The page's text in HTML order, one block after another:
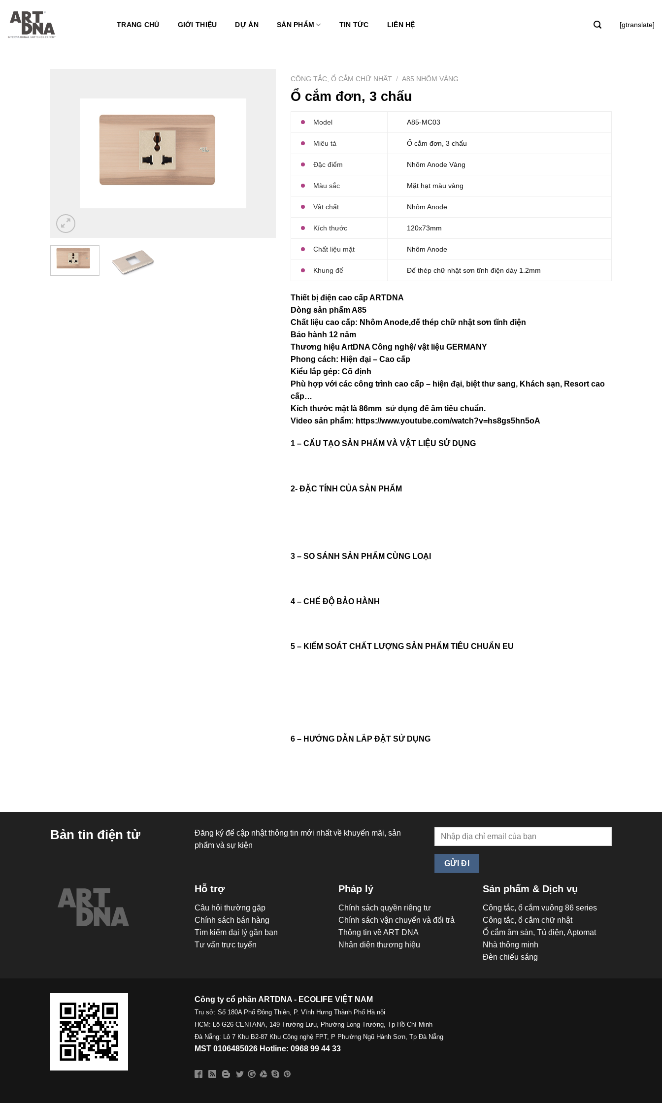
TRANG CHỦ GIỚI THIỆU DỰ ÁN SẢN PHẨM TIN TỨC LIÊN HỆ [gtranslate]
CÔNG TẮC, Ổ CẮM CHỮ NHẬT / A85 NHÔM VÀNG
Ổ cắm đơn, 3 chấu
Model A85-MC03
Miêu tả Ổ cắm đơn, 3 chấu
Đặc điểm Nhôm Anode Vàng
Màu sắc Mặt hạt màu vàng
Vật chất Nhôm Anode
Kích thước 120x73mm
Chất liệu mặt Nhôm Anode
Khung đế Đế thép chữ nhật sơn tĩnh điện dày 1.2mm
Thiết bị điện cao cấp ARTDNA
Dòng sản phẩm A85
Chất liệu cao cấp: Nhôm Anode,đế thép chữ nhật sơn tĩnh điện
Bảo hành 12 năm
Thương hiệu ArtDNA Công nghệ/ vật liệu GERMANY
Phong cách: Hiện đại – Cao cấp
Kiểu lắp gép: Cố định
Phù hợp với các công trình cao cấp – hiện đại, biệt thư sang, Khách sạn, Resort cao
cấp…
Kích thước mặt là 86mm sử dụng đế âm tiêu chuẩn.
Video sản phẩm: https://www.youtube.com/watch?v=hs8gs5hn5oA
1 – CẤU TẠO SẢN PHẨM VÀ VẬT LIỆU SỬ DỤNG
2- ĐẶC TÍNH CỦA SẢN PHẨM
3 – SO SÁNH SẢN PHẨM CÙNG LOẠI
4 – CHẾ ĐỘ BẢO HÀNH
5 – KIỂM SOÁT CHẤT LƯỢNG SẢN PHẨM TIÊU CHUẨN EU
6 – HƯỚNG DẪN LẮP ĐẶT SỬ DỤNG
Bản tin điện tử
Đăng ký để cập nhật thông tin mới nhất về khuyến mãi, sản
phẩm và sự kiện
Hỗ trợ
Câu hỏi thường gặp
Chính sách bán hàng
Tìm kiếm đại lý gần bạn
Tư vấn trực tuyến
Pháp lý
Chính sách quyền riêng tư
Chính sách vận chuyển và đổi trả
Thông tin về ART DNA
Nhận diện thương hiệu
Sản phẩm & Dịch vụ
Công tắc, ổ cắm vuông 86 series
Công tắc, ổ cắm chữ nhật
Ổ cắm âm sàn, Tủ điện, Aptomat
Nhà thông minh
Đèn chiếu sáng
Công ty cổ phần ARTDNA - ECOLIFE VIỆT NAM
Trụ sở: Số 180A Phố Đông Thiên, P. Vĩnh Hưng Thành Phố Hà nội
HCM: Lô G26 CENTANA, 149 Trường Lưu, Phường Long Trường, Tp Hồ Chí Minh
Đà Nẵng: Lô 7 Khu B2-87 Khu Công nghệ FPT, P Phường Ngũ Hành Sơn, Tp Đà Nẵng
MST 0106485026 Hotline: 0968 99 44 33